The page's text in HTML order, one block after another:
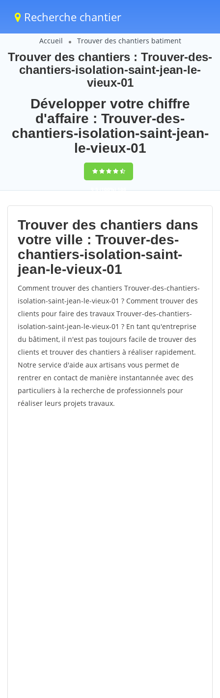
Recherche chantier
Accueil Trouver des chantiers batiment
Trouver des chantiers : Trouver-des-
chantiers-isolation-saint-jean-le-
vieux-01
Développer votre chiffre
d'affaire : Trouver-des-
chantiers-isolation-saint-jean-
le-vieux-01
9,5(100%)106
votes
Trouver des chantiers dans
votre ville : Trouver-des-
chantiers-isolation-saint-
jean-le-vieux-01
Comment trouver des chantiers Trouver-des-chantiers-
isolation-saint-jean-le-vieux-01 ? Comment trouver des
clients pour faire des travaux Trouver-des-chantiers-
isolation-saint-jean-le-vieux-01 ? En tant qu'entreprise
du bâtiment, il n'est pas toujours facile de trouver des
clients et trouver des chantiers à réaliser rapidement.
Notre service d'aide aux artisans vous permet de
rentrer en contact de manière instantannée avec des
particuliers à la recherche de professionnels pour
réaliser leurs projets travaux.